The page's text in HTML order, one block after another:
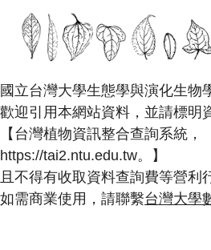
國立台灣大學生態學與演化生物
歡迎引用本網站資料，並請標明
【台灣植物資訊整合查詢系統，
https://tai2.ntu.edu.tw。】
且不得有收取資料查詢費等營利
如需商業使用，請聯繫台灣大學